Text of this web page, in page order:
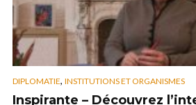
DIPLOMATIE, INSTITUTIONS ET ORGANISMES
Inspirante – Découvrez